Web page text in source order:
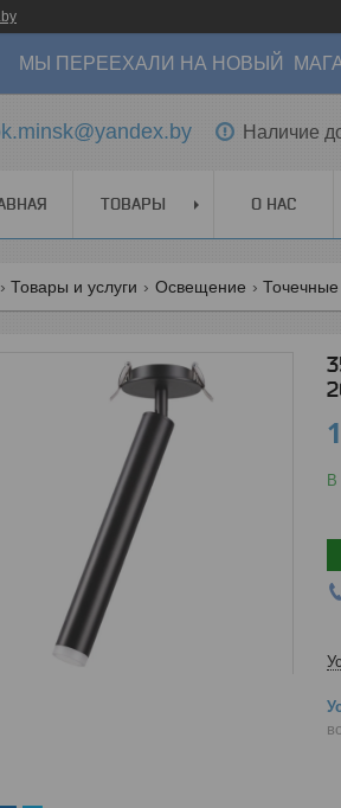
МЫ ПЕРЕЕХАЛИ НА НОВЫЙ
Наличие
ТОВАРЫ О НАС
Товары и услуги Освещение Точечные
В